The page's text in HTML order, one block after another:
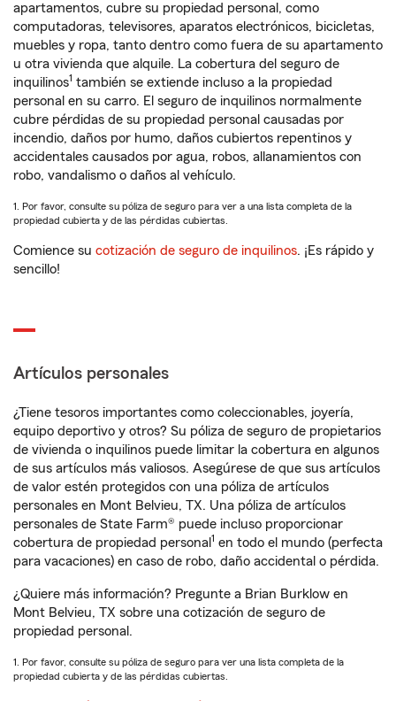
apartamentos, cubre su propiedad personal, como
computadoras, televisores, aparatos electrónicos, bicicletas,
muebles y ropa, tanto dentro como fuera de su apartamento
u otra vivienda que alquile. La cobertura del seguro de
inquilinos1 también se extiende incluso a la propiedad
personal en su carro. El seguro de inquilinos normalmente
cubre pérdidas de su propiedad personal causadas por
incendio, daños por humo, daños cubiertos repentinos y
accidentales causados por agua, robos, allanamientos con
robo, vandalismo o daños al vehículo.
1. Por favor, consulte su póliza de seguro para ver a una lista completa de la
propiedad cubierta y de las pérdidas cubiertas.
Comience su cotización de seguro de inquilinos. ¡Es rápido y
sencillo!
Artículos personales
¿Tiene tesoros importantes como coleccionables, joyería,
equipo deportivo y otros? Su póliza de seguro de propietarios
de vivienda o inquilinos puede limitar la cobertura en algunos
de sus artículos más valiosos. Asegúrese de que sus artículos
de valor estén protegidos con una póliza de artículos
personales en Mont Belvieu, TX. Una póliza de artículos
personales de State Farm® puede incluso proporcionar
cobertura de propiedad personal 1 en todo el mundo (perfecta
para vacaciones) en caso de robo, daño accidental o pérdida.
¿Quiere más información? Pregunte a Brian Burklow en
Mont Belvieu, TX sobre una cotización de seguro de
propiedad personal.
1. Por favor, consulte su póliza de seguro para ver una lista completa de la
propiedad cubierta y de las pérdidas cubiertas.